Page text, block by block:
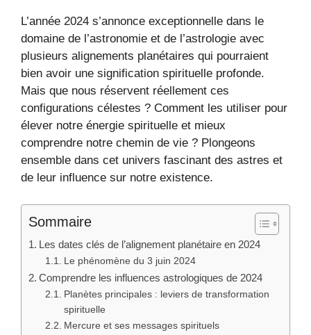
L’année 2024 s’annonce exceptionnelle dans le
domaine de l’astronomie et de l’astrologie avec
plusieurs alignements planétaires qui pourraient
bien avoir une signification spirituelle profonde.
Mais que nous réservent réellement ces
configurations célestes ? Comment les utiliser pour
élever notre énergie spirituelle et mieux
comprendre notre chemin de vie ? Plongeons
ensemble dans cet univers fascinant des astres et
de leur influence sur notre existence.
Sommaire
Les dates clés de l’alignement planétaire en 2024
Le phénomène du 3 juin 2024
Comprendre les influences astrologiques de 2024
Planètes principales : leviers de transformation
spirituelle
Mercure et ses messages spirituels